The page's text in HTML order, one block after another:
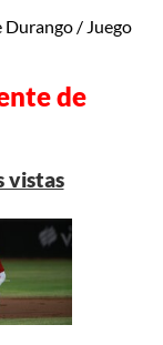
Durango / Juego
de
vistas